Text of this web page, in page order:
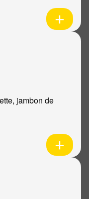
jambon de